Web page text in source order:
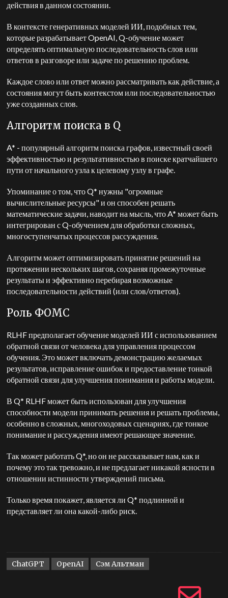
действия в данном состоянии.
В контексте генеративных моделей ИИ, подобных тем,
которые разрабатывает OpenAI, Q-обучение может
определять оптимальную последовательность слов или
ответов в разговоре или задаче по решению проблем.
Каждое слово или ответ можно рассматривать как действие, а
состояния могут быть контекстом или последовательностью
уже созданных слов.
Алгоритм поиска в Q
A* - популярный алгоритм поиска графов, известный своей
эффективностью и результативностью в поиске кратчайшего
пути от начального узла к целевому узлу в графе.
Упоминание о том, что Q* нужны "огромные
вычислительные ресурсы" и он способен решать
математические задачи, наводит на мысль, что A* может быть
интегрирован с Q-обучением для обработки сложных,
многоступенчатых процессов рассуждения.
Алгоритм может оптимизировать принятие решений на
протяжении нескольких шагов, сохраняя промежуточные
результаты и эффективно перебирая возможные
последовательности действий (или слов/ответов).
Роль ФОМС
RLHF предполагает обучение моделей ИИ с использованием
обратной связи от человека для управления процессом
обучения. Это может включать демонстрацию желаемых
результатов, исправление ошибок и предоставление тонкой
обратной связи для улучшения понимания и работы модели.
В Q* RLHF может быть использован для улучшения
способности модели принимать решения и решать проблемы,
особенно в сложных, многоходовых сценариях, где тонкое
понимание и рассуждения имеют решающее значение.
Так может работать Q*, но он не рассказывает нам, как и
почему это так тревожно, и не предлагает никакой ясности в
отношении истинности утверждений письма.
Только время покажет, является ли Q* подлинной и
представляет ли она какой-либо риск.
ChatGPT OpenAI Сэм Альтман